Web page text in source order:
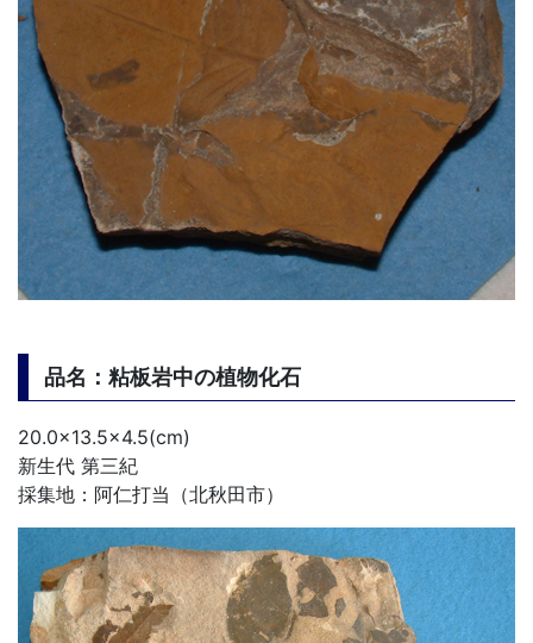
品名：粘板岩中の植物化石
20.0×13.5×4.5(cm)
新生代 第三紀
採集地：阿仁打当（北秋田市）